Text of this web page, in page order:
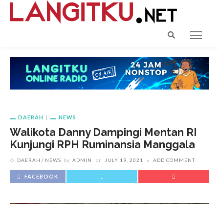
DAERAH NEWS
Walikota Danny Dampingi Mentan RI
Kunjungi RPH Ruminansia Manggala
DAERAH NEWS by ADMIN on JULY 19, 2021 ADD COMMENT
FACEBOOK